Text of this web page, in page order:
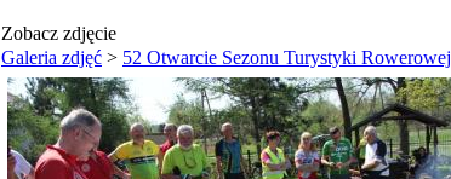
Zobacz zdjęcie
Galeria zdjęć > 52 Otwarcie Sezonu Turystyki Rowerowej